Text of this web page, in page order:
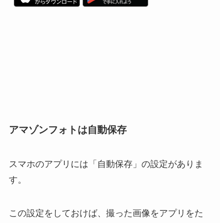
アマゾンフォトは自動保存
スマホのアプリには「自動保存」の設定がありま
す。
この設定をしておけば、撮った画像をアプリをた